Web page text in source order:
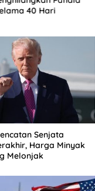
40 Hari
Senjata
Harga Minyak
Melonjak